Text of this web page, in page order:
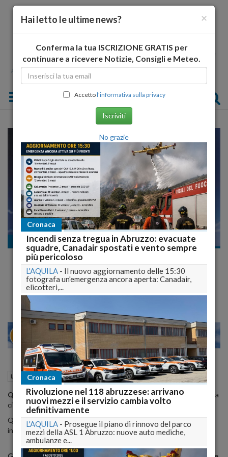
Toggle navigation
Le commemorazioni
6 aprile: con il Requiem di Verdi gli enti musicali
aquilani omaggiano le 309 vittime del sisma 2009
Questa sera ore 18, l’ingresso è libero
MILANO 20 26
Le commemorazioni L'Aquila (AQ) 06 Aprile 2013 09:00
Quattro anni fa, il 6 aprile 2009, il tragico sismache ha colpito la
città dell’Aquila e il suo circondario, con309 vittime
Questo giorno è dedicato alla memoria di quanti direttamente o
indirettamente hanno perso la vita.
×
Hai letto le ultime news?
Conferma la tua ISCRIZIONE GRATIS per
continuare a ricevere Notizie, Consigli e Meteo.
Accettol'informativa sulla privacy
Iscriviti
No grazie
Cronaca
Incendi senza tregua in Abruzzo: evacuate
squadre, Canadair spostati e vento sempre
più pericoloso
L'AQUILA - Il nuovo aggiornamento delle 15:30
fotografa un'emergenza ancora aperta: Canadair,
elicotteri,...
Cronaca
Rivoluzione nel 118 abruzzese: arrivano
nuovi mezzi e il servizio cambia volto
definitivamente
L'AQUILA - Prosegue il piano di rinnovo del parco
mezzi della ASL 1 Abruzzo: nuove auto mediche,
ambulanze e...